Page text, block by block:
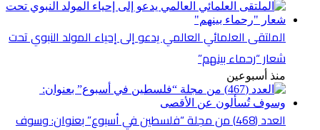
الملتقى العلمائي العالمي يدعو إلى إحياء المولد النبوي تحت
شعار “رحماء بينهم”
منذ أسبوعين
العدد (468) من مجلة “فلسطين في أسبوع” بعنوان: وسوف